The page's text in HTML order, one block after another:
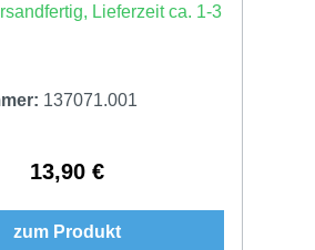
Lieferzeit ca. 1-3
137071.001
Regulärer Preis:
13,90 €
zum Produkt